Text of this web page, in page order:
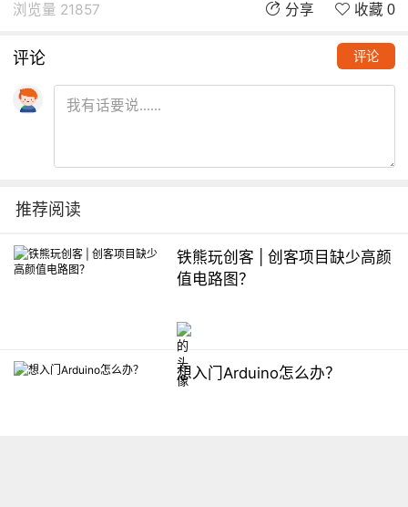
浏览量 21857 分享 收藏 0
评论 评论
推荐阅读
铁熊玩创客 | 创客项目缺少高颜
值电路图？
想入门Arduino怎么办？